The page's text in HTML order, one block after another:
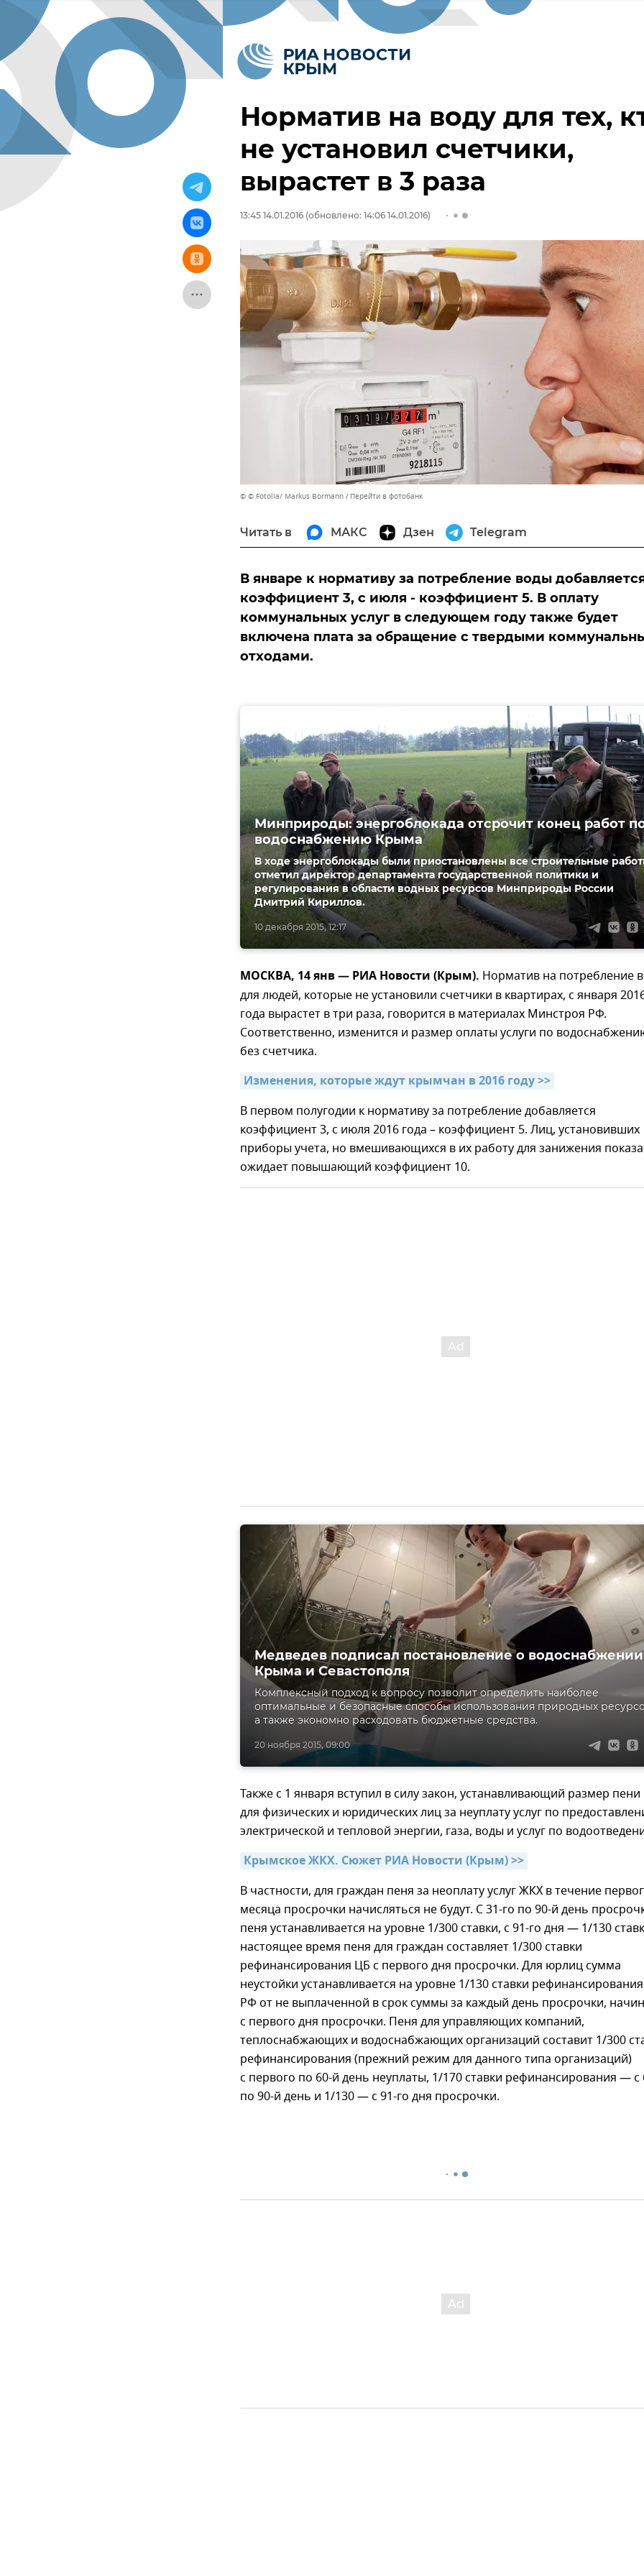
Норматив на воду для тех,
не установил счетчики,
вырастет в 3 раза
13:45 14.01.2016 (обновлено: 14:06 14.01.2016)
© © Fotolia/ Markus Bormann Перейти в фотобанк
Читать в МАКС Дзен Telegram
В январе к нормативу за потребление воды
коэффициент 3, с июля - коэффициент 5. В оплату
коммунальных услуг в следующем году также будет
включена плата за обращение с твердыми
отходами.
10 декабря 2015, 12:17
Минприроды: энергоблокада отсрочит конец работ
водоснабжению Крыма
В ходе энергоблокады были приостановлены все строительные
отметил директор департамента государственной политики и
регулирования в области водных ресурсов Минприроды России
Дмитрий Кириллов.
МОСКВА, 14 янв — РИА Новости (Крым). Норматив на потребление
для людей, которые не установили счетчики в квартирах, с января
года вырастет в три раза, говорится в материалах Минстроя РФ.
Соответственно, изменится и размер оплаты услуги по
без счетчика.
Изменения, которые ждут крымчан в 2016 году >>
В первом полугодии к нормативу за потребление добавляется
коэффициент 3, с июля 2016 года – коэффициент 5. Лиц, установивших
приборы учета, но вмешивающихся в их работу для занижения
ожидает повышающий коэффициент 10.
20 ноября 2015, 09:00
Медведев подписал постановление о водоснабжении
Крыма и Севастополя
Комплексный подход к вопросу позволит определить наиболее
оптимальные и безопасные способы использования природных
а также экономно расходовать бюджетные средства.
Также с 1 января вступил в силу закон, устанавливающий размер пени
для физических и юридических лиц за неуплату услуг по
электрической и тепловой энергии, газа, воды и услуг по
Крымское ЖКХ. Сюжет РИА Новости (Крым) >>
В частности, для граждан пеня за неоплату услуг ЖКХ в течение
месяца просрочки начисляться не будут. С 31-го по 90-й день
пеня устанавливается на уровне 1/300 ставки, с 91-го дня — 1/130
настоящее время пеня для граждан составляет 1/300 ставки
рефинансирования ЦБ с первого дня просрочки. Для юрлиц сумма
неустойки устанавливается на уровне 1/130 ставки
РФ от не выплаченной в срок суммы за каждый день просрочки,
с первого дня просрочки. Пеня для управляющих компаний,
теплоснабжающих и водоснабжающих организаций составит 1/300
рефинансирования (прежний режим для данного типа организаций)
с первого по 60-й день неуплаты, 1/170 ставки рефинансирования — с
по 90-й день и 1/130 — с 91-го дня просрочки.